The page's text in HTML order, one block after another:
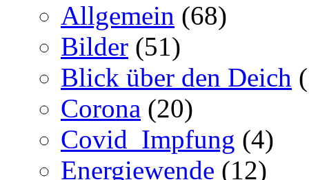
Allgemein (68)
Bilder (51)
Blick über den Deich
Corona (20)
Covid_Impfung (4)
Energiewende (12)